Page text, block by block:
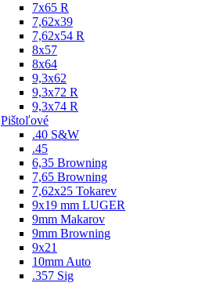
7x65 R
7,62x39
7,62x54 R
8x57
8x64
9,3x62
9,3x72 R
9,3x74 R
Pištoľové
.40 S&W
.45
6,35 Browning
7,65 Browning
7,62x25 Tokarev
9x19 mm LUGER
9mm Makarov
9mm Browning
9x21
10mm Auto
.357 Sig